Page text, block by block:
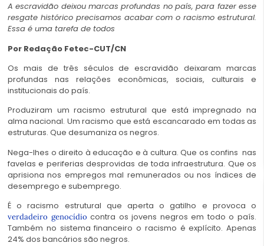
A escravidão deixou marcas profundas no país, para fazer esse
resgate histórico precisamos acabar com o racismo estrutural.
Essa é uma tarefa de todos
Por Redação Fetec-CUT/CN
Os mais de três séculos de escravidão deixaram marcas
profundas nas relações econômicas, sociais, culturais e
institucionais do país.
Produziram um racismo estrutural que está impregnado na
alma nacional. Um racismo que está escancarado em todas as
estruturas. Que desumaniza os negros.
Nega-lhes o direito à educação e à cultura. Que os confins nas
favelas e periferias desprovidas de toda infraestrutura. Que os
aprisiona nos empregos mal remunerados ou nos índices de
desemprego e subemprego.
É o racismo estrutural que aperta o gatilho e provoca o
verdadeiro genocídio contra os jovens negros em todo o país.
Também no sistema financeiro o racismo é explícito. Apenas
24% dos bancários são negros.